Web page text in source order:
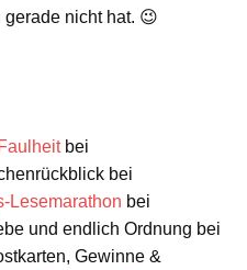
nicht hat. 😉
bei
bei
Lesemarathon bei
und endlich Ordnung bei
Gewinne &